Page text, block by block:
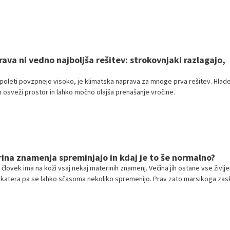
ni vedno najboljša rešitev: strokovnjaki razlagajo,
povzpnejo visoko, je klimatska naprava za mnoge prva rešitev.
osveži prostor in lahko močno olajša prenašanje vročine.
znamenja spreminjajo in kdaj je to še normalno?
ima na koži vsaj nekaj materinih znamenj. Večina jih ostane vse
pa se lahko sčasoma nekoliko spremenijo. Prav zato marsikoga